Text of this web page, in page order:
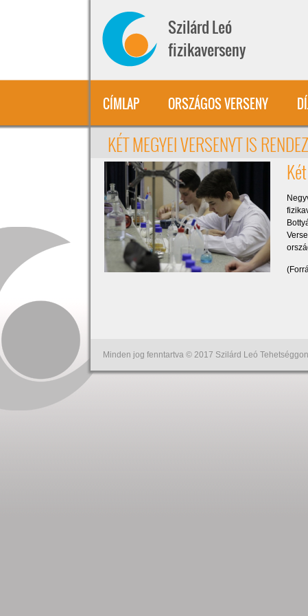
Szilárd Leó
fizikaverseny
CÍMLAP ORSZÁGOS VERSENY
KÉT MEGYEI VERSENYT IS
Minden jog fenntartva © 2017 Szilárd Leó